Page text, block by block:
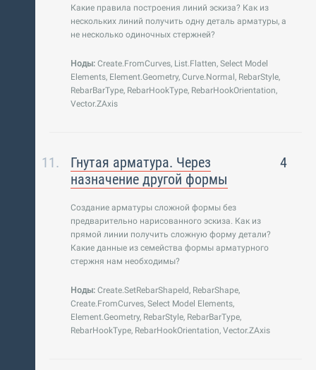
Какие правила построения линий эскиза? Как из
нескольких линий получить одну деталь арматуры, а
не несколько одиночных стержней?
Ноды: Create.FromCurves, List.Flatten, Select Model
Elements, Element.Geometry, Curve.Normal, RebarStyle,
RebarBarType, RebarHookType, RebarHookOrientation,
Vector.ZAxis
Гнутая арматура. Через
назначение другой формы
4
Создание арматуры сложной формы без
предварительно нарисованного эскиза. Как из
прямой линии получить сложную форму детали?
Какие данные из семейства формы арматурного
стержня нам необходимы?
Ноды: Create.SetRebarShapeId, RebarShape,
Create.FromCurves, Select Model Elements,
Element.Geometry, RebarStyle, RebarBarType,
RebarHookType, RebarHookOrientation, Vector.ZAxis